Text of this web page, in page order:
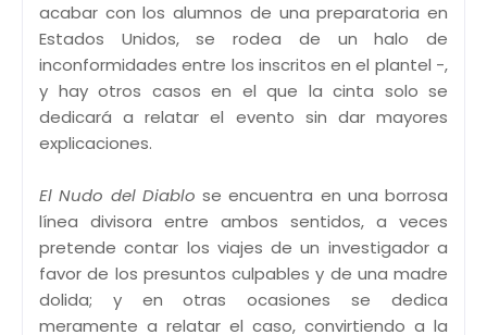
acabar con los alumnos de una preparatoria en
Estados Unidos, se rodea de un halo de
inconformidades entre los inscritos en el plantel -,
y hay otros casos en el que la cinta solo se
dedicará a relatar el evento sin dar mayores
explicaciones.
El Nudo del Diablo se encuentra en una borrosa
línea divisora entre ambos sentidos, a veces
pretende contar los viajes de un investigador a
favor de los presuntos culpables y de una madre
dolida; y en otras ocasiones se dedica
meramente a relatar el caso, convirtiendo a la